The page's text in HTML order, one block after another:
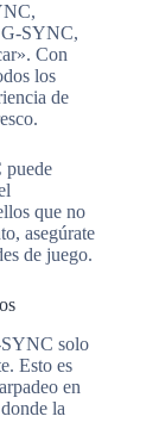
G-SYNC,
Con
los
de
puede
que no
asegúrate
de juego.
SYNC solo
Esto es
en
la